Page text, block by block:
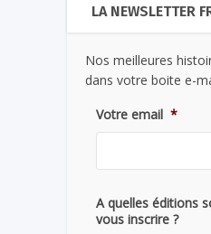
LA NEWSLETTER
Nos meilleures
dans votre boite e-
Votre email *
A quelles éditions
vous inscrire ?